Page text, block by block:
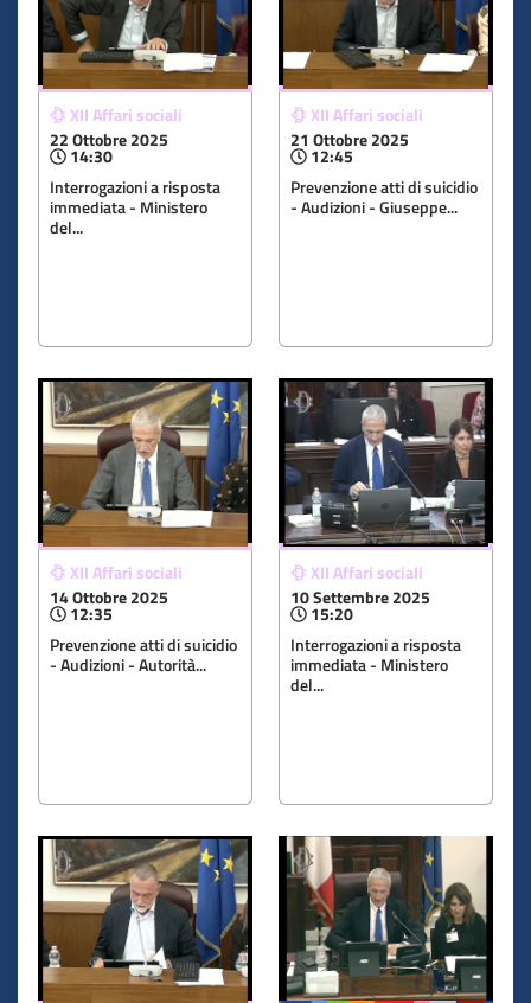
XII Affari sociali
22 Ottobre 2025
14:30
Interrogazioni a risposta
immediata - Ministero
del...
XII Affari sociali
21 Ottobre 2025
12:45
Prevenzione atti di suicidio
- Audizioni - Giuseppe...
XII Affari sociali
14 Ottobre 2025
12:35
Prevenzione atti di suicidio
- Audizioni - Autorità...
XII Affari sociali
10 Settembre 2025
15:20
Interrogazioni a risposta
immediata - Ministero
del...